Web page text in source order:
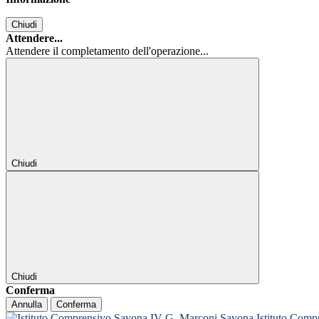
Chiudi
Attendere...
Attendere il completamento dell'operazione...
Chiudi
Chiudi
Conferma
Annulla Conferma